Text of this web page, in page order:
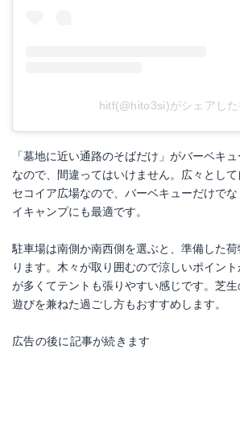
hitf(@hito3si)がシェアし
「墓地に近い通路のそばだけ」がバーベキ
なので、間違ってはいけません。広々とし
セコイア広場なので、バーベキューだけで
イキャンプにも最適です。
駐車場は南側か南西側を選ぶと、準備した
ります。木々が取り囲むので涼しいポイン
が多くてテントも張りやすい感じです。芝
遊びを兼ねた過ごし方もおすすめします。
広告の後に記事が続きます